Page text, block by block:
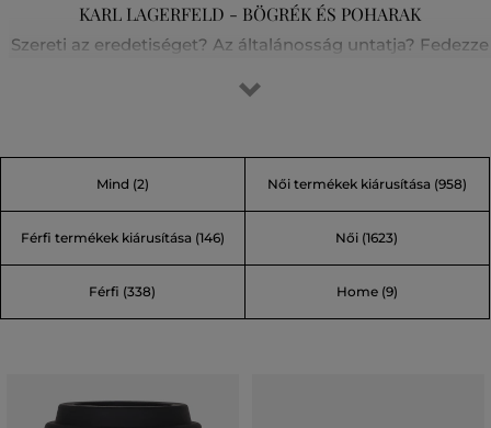
KARL LAGERFELD - BÖGRÉK ÉS POHARAK
Szereti az eredetiséget? Az általánosság untatja? Fedezze
és a rock-chic elegancia tökéletes keverékét. Karl
Néhány legendás mondása is ezt bizonyítja: „A divat olyan
játék, melyet komolyan kell játszani.” vagy „Az unalom
unatkozni.
Mind (2) Női termékek kiárusítása (958)
Férfi termékek kiárusítása (146) Női (1623)
Férfi (338) Home(9)